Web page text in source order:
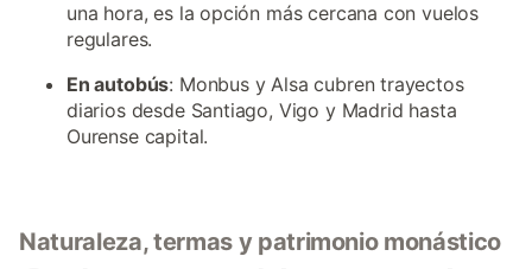
una hora, es la opción más cercana con vuelos
regulares.
En autobús: Monbus y Alsa cubren trayectos
diarios desde Santiago, Vigo y Madrid hasta
Ourense capital.
Naturaleza, termas y patrimonio monástico